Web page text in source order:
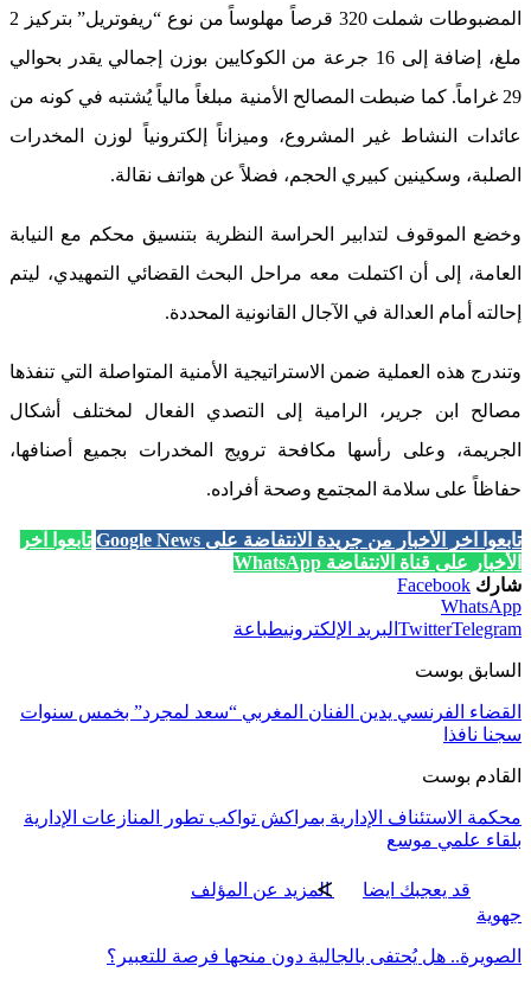
المضبوطات شملت 320 قرصاً مهلوساً من نوع “ريفوتريل” بتركيز 2
ملغ، إضافة إلى 16 جرعة من الكوكايين بوزن إجمالي يقدر بحوالي
29 غراماً. كما ضبطت المصالح الأمنية مبلغاً مالياً يُشتبه في كونه من
عائدات النشاط غير المشروع، وميزاناً إلكترونياً لوزن المخدرات
الصلبة، وسكينين كبيري الحجم، فضلاً عن هواتف نقالة.
وخضع الموقوف لتدابير الحراسة النظرية بتنسيق محكم مع النيابة
العامة، إلى أن اكتملت معه مراحل البحث القضائي التمهيدي، ليتم
إحالته أمام العدالة في الآجال القانونية المحددة.
وتندرج هذه العملية ضمن الاستراتيجية الأمنية المتواصلة التي تنفذها
مصالح ابن جرير، الرامية إلى التصدي الفعال لمختلف أشكال
الجريمة، وعلى رأسها مكافحة ترويج المخدرات بجميع أصنافها،
حفاظاً على سلامة المجتمع وصحة أفراده.
تابعوا آخر الأخبار من جريدة الانتفاضة على Google News
تابعوا آخر
الأخبار على قناة الانتفاضة WhatsApp
شارك Facebook
WhatsApp
TwitterTelegram البريد الإلكترونيطباعة
السابق بوست
القضاء الفرنسي يدين الفنان المغربي “سعد لمجرد” بخمس سنوات
سجنا نافذا
القادم بوست
محكمة الاستئناف الإدارية بمراكش تواكب تطور المنازعات الإدارية
بلقاء علمي موسع
قد يعجبك ايضا
المزيد عن المؤلف
جهوية
الصويرة.. هل يُحتفى بالجالية دون منحها فرصة للتعبير؟